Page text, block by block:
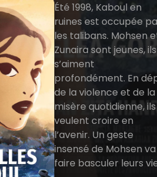
Été 1998, Kaboul en
ruines est occupée
les talibans. Mohsen
Zunaira sont jeunes, ils
s’aiment
profondément. En
de la violence et de la
misère quotidienne, ils
veulent croire en
l’avenir. Un geste
insensé de Mohsen va
faire basculer leurs